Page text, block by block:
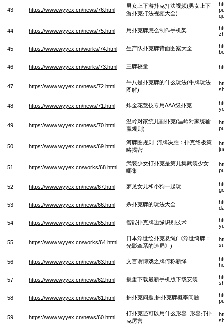
43 https://www.wyyex.cn/news/76.html
男女上下游扑克打法视频(男女上下
游扑克打法视频大全)
44 https://www.wyyex.cn/news/75.html 用扑克牌怎么制作手机架
45 https://www.wyyex.cn/works/74.html 生产队扑克牌背面图案大全
46 https://www.wyyex.cn/works/73.html 王牌较量
47 https://www.wyyex.cn/news/72.html
牛八是扑克牌的什么玩法(牛牌玩法
图解)
48 https://www.wyyex.cn/news/71.html 炸金花竞技专用AAA级扑克
49 https://www.wyyex.cn/news/70.html
温岭对家统几副扑克(温岭对家统输
赢规则)
50 https://www.wyyex.cn/news/69.html
河牌圈规则_河牌决胜：扑克终极策
略揭密
51 https://www.wyyex.cn/works/68.html
武装少女打扑克是第几集武装少女
哪集
52 https://www.wyyex.cn/news/67.html 梦见女儿和小狗一起玩
53 https://www.wyyex.cn/news/66.html 杀扑克牌的玩法大全
54 https://www.wyyex.cn/news/65.html 智能扑克牌边缘识别技术
55 https://www.wyyex.cn/works/64.html
日本浮世绘扑克悬绳(《浮世绮牌：
光影牵系的迷局》)
56 https://www.wyyex.cn/news/63.html 文言谓博戏之牌何称新绎
57 https://www.wyyex.cn/news/62.html 掼蛋下载最新手机版下载安装
58 https://www.wyyex.cn/news/61.html 抽扑克问题,抽扑克牌概率问题
59 https://www.wyyex.cn/news/60.html
打扑克还可以用什么形容_形容打扑
克厉害